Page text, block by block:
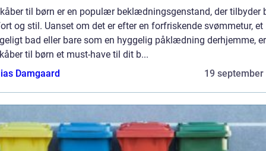
til børn er en populær beklædningsgenstand, der tilbyder
og stil. Uanset om det er efter en forfriskende svømmetur, et
bad eller bare som en hyggelig påklædning derhjemme, er
til børn et must-have til dit b...
Damgaard
19 september